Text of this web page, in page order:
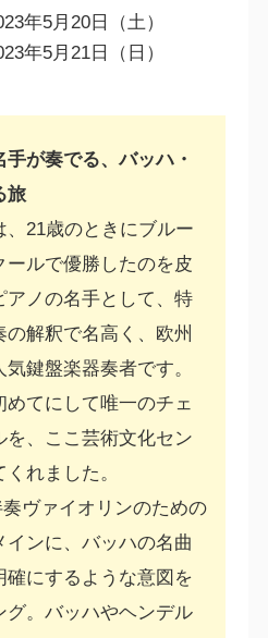
年5月20日（土）
年5月21日（日）
が奏でる、バッハ・
旅
21歳のときにブルー
ールで優勝したのを皮
アノの名手として、特
解釈で名高く、欧州
鍵盤楽器奏者です。
てにして唯一のチェ
を、ここ芸術文化セン
れました。
ヴァイオリンのための
ンに、バッハの名曲
確にするような意図を
グ。バッハやヘンデル